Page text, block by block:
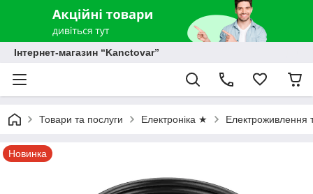
Інтернет-магазин “Kanctovar”
Товари та послуги Електроніка ★ Електроживлення
Новинка